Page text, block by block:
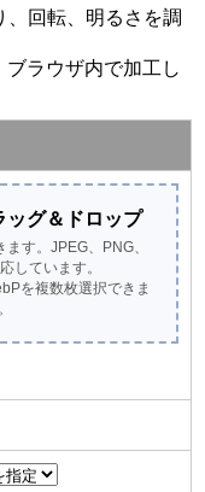
回転、明るさを調
ラウザ内で加工し
ッグ＆ドロップ
す。JPEG、PNG、
しています。
を複数枚選択できま